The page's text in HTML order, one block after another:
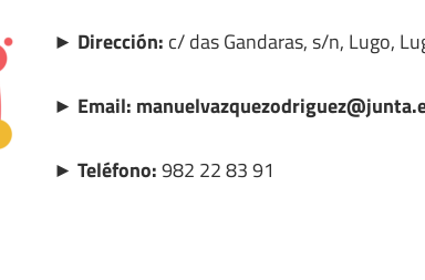
► Dirección: c/ das Gandaras, s/n, Lugo,
► Email:
► Teléfono:982 22 83 91